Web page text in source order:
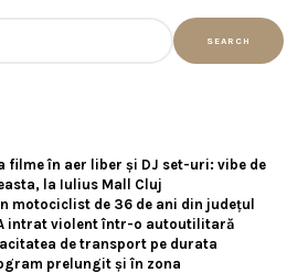
SEARCH
filme în aer liber și DJ set-uri: vibe de
la Iulius Mall Cluj
un motociclist de 36 de ani din județul
intrat violent într-o autoutilitară
de transport pe durata
prelungit și în zona